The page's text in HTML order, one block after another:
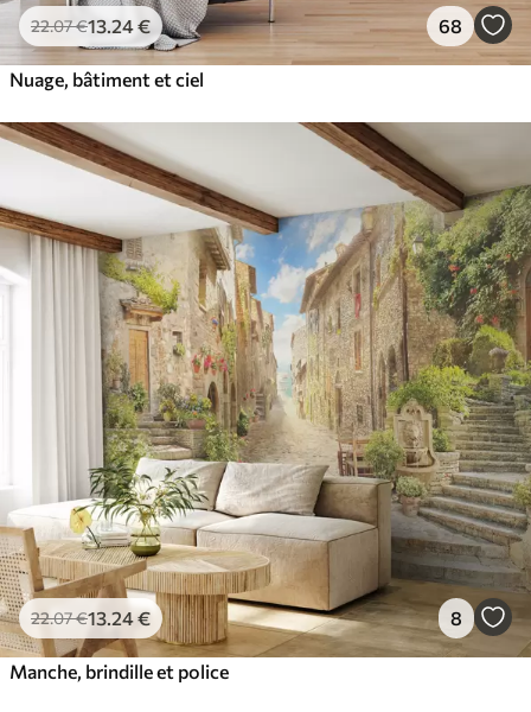
22.07€13.24€ 68
Nuage, bâtiment et ciel
22.07€13.24€ 8
Manche, brindille et police